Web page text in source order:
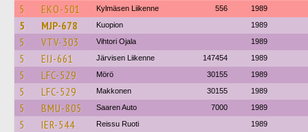
5 EKO-501 Kylmäsen Liikenne 556 1989
5 MJP-678 Kuopion 1989
5 VTV-303 Vihtori Ojala 1989
5 EIJ-661 Järvisen Liikenne 147454 1989
5 LFC-529 Mörö 30155 1989
5 LFC-529 Makkonen 30155 1989
5 BMU-805 Saaren Auto 7000 1989
5 IER-544 Reissu Ruoti 1989